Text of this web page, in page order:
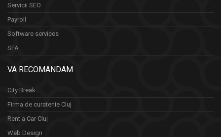
Servicii SEO
Payroll
Software services
SFA
VA RECOMANDAM
City Break
Firma de curatenie Cluj
Rent a Car Cluj
Web Design